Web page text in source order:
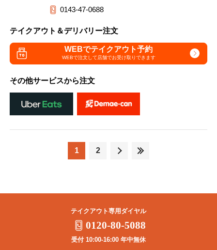
0143-47-0688
テイクアウト＆デリバリー注文
WEBでテイクアウト予約
WEBで注文して店舗でお受け取りできます
その他サービスから注文
1 2
テイクアウト専用ダイヤル
0120-80-5088
受付 10:00-16:00 年中無休